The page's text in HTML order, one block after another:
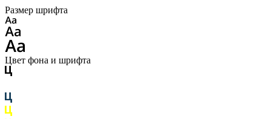
Размер шрифта
Цвет фона и шрифта